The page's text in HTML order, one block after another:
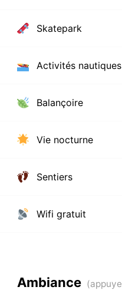
Skatepark
Activités nautiques
Balançoire
Vie nocturne
Sentiers
Wifi gratuit
Ambiance